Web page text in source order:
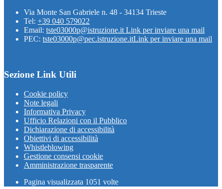
Via Monte San Gabriele n. 48 - 34134 Trieste
Tel: +39 040 579022
Email: tste03000p@istruzione.it Link per inviare una mail
PEC: tste03000p@pec.istruzione.itLink per inviare una mail
Sezione Link Utili
Cookie policy
Note legali
Informativa Privacy
Ufficio Relazioni con il Pubblico
Dichiarazione di accessibilità
Obiettivi di accessibilità
Whistleblowing
Gestione consensi cookie
Amministrazione trasparente
Pagina visualizzata 1051 volte